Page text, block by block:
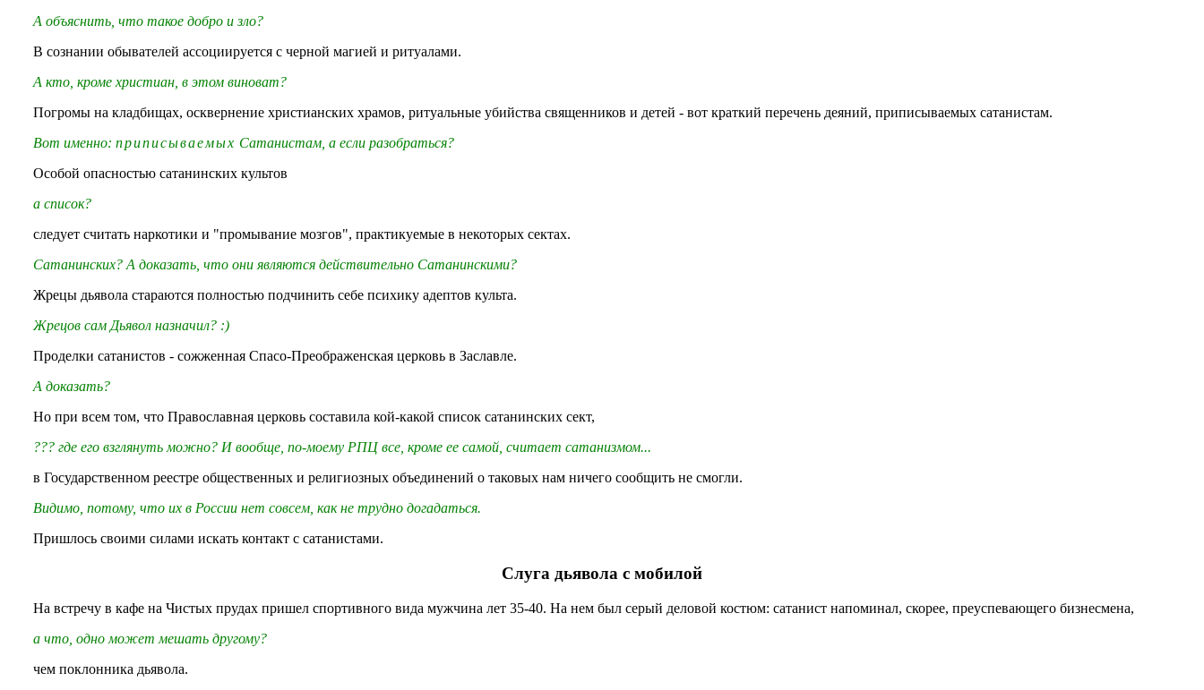
А объяснить, что такое добро и зло?
В сознании обывателей ассоциируется с черной магией и ритуалами.
А кто, кроме христиан, в этом виноват?
Погромы на кладбищах, осквернение христианских храмов, ритуальные убийства священников и детей - вот краткий перечень деяний, приписываемых сатанистам.
Вот именно:приписываемых Сатанистам, а если разобраться?
Особой опасностью сатанинских культов
а список?
следует считать наркотики и "промывание мозгов", практикуемые в некоторых сектах.
Сатанинских? А доказать, что они являются действительно Сатанинскими?
Жрецы дьявола стараются полностью подчинить себе психику адептов культа.
Жрецов сам Дьявол назначил? :)
Проделки сатанистов - сожженная Спасо-Преображенская церковь в Заславле.
А доказать?
Но при всем том, что Православная церковь составила кой-какой список сатанинских сект,
??? где его взглянуть можно? И вообще, по-моему РПЦ все, кроме ее самой, считает сатанизмом...
в Государственном реестре общественных и религиозных объединений о таковых нам ничего сообщить не смогли.
Видимо, потому, что их в России нет совсем, как не трудно догадаться.
Пришлось своими силами искать контакт с сатанистами.
Слуга дьявола с мобилой
На встречу в кафе на Чистых прудах пришел спортивного вида мужчина лет 35-40. На нем был серый деловой костюм: сатанист напоминал, скорее, преуспевающего бизнесмена,
а что, одно может мешать другому?
чем поклонника дьявола.